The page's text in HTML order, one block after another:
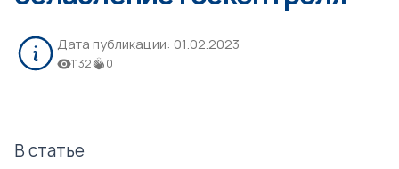
Дата публикации: 01.02.2023
1132 0
В статье